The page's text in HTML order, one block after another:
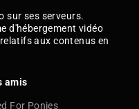
sur ses serveurs.
d'hébergement vidéo
aux contenus en
amis
For Ponies